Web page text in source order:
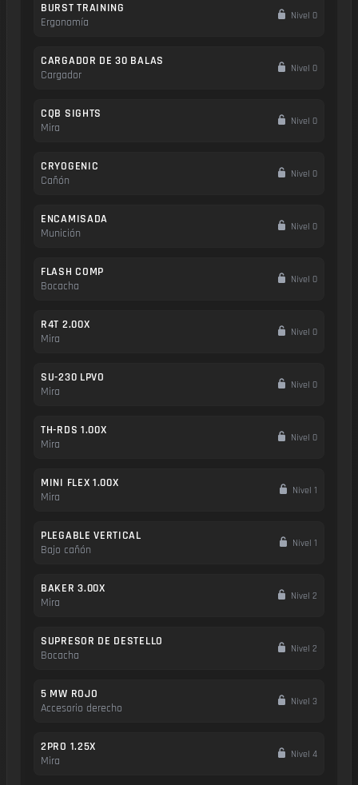
BURST TRAINING
Ergonomía
Nivel 0
CARGADOR DE 30 BALAS
Cargador
Nivel 0
CQB SIGHTS
Mira
Nivel 0
CRYOGENIC
Cañón
Nivel 0
ENCAMISADA
Munición
Nivel 0
FLASH COMP
Bocacha
Nivel 0
R4T 2.00X
Mira
Nivel 0
SU-230 LPVO
Mira
Nivel 0
TH-RDS 1.00X
Mira
Nivel 0
MINI FLEX 1.00X
Mira
Nivel 1
PLEGABLE VERTICAL
Bajo cañón
Nivel 1
BAKER 3.00X
Mira
Nivel 2
SUPRESOR DE DESTELLO
Bocacha
Nivel 2
5 MW ROJO
Accesorio derecho
Nivel 3
2PRO 1.25X
Mira
Nivel 4